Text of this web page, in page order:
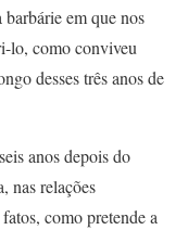
em que nos
lo, como conviveu
desses três anos de
anos depois do
nas relações
como pretende a